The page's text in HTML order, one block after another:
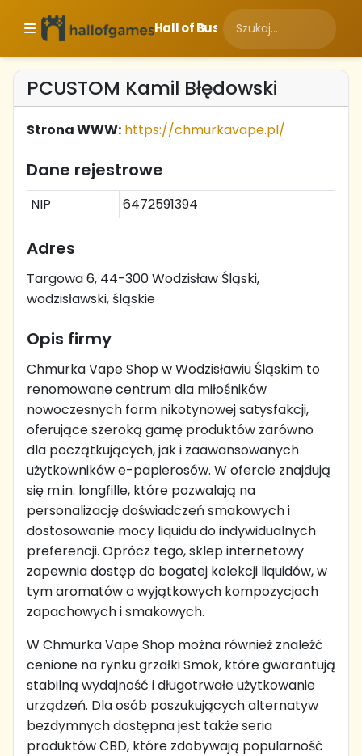
Hall of Business
PCUSTOM Kamil Błędowski
Strona WWW: https://chmurkavape.pl/
Dane rejestrowe
NIP 6472591394
Adres
Targowa 6, 44-300 Wodzisław Śląski,
wodzisławski, śląskie
Opis firmy
Chmurka Vape Shop w Wodzisławiu Śląskim to
renomowane centrum dla miłośników
nowoczesnych form nikotynowej satysfakcji,
oferujące szeroką gamę produktów zarówno
dla początkujących, jak i zaawansowanych
użytkowników e-papierosów. W ofercie znajdują
się m.in. longfille, które pozwalają na
personalizację doświadczeń smakowych i
dostosowanie mocy liquidu do indywidualnych
preferencji. Oprócz tego, sklep internetowy
zapewnia dostęp do bogatej kolekcji liquidów, w
tym aromatów o wyjątkowych kompozycjach
zapachowych i smakowych.
W Chmurka Vape Shop można również znaleźć
cenione na rynku grzałki Smok, które gwarantują
stabilną wydajność i długotrwałe użytkowanie
urządzeń. Dla osób poszukujących alternatyw
bezdymnych dostępna jest także seria
produktów CBD, które zdobywają popularność